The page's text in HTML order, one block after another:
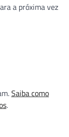
a próxima vez
Saiba como
.